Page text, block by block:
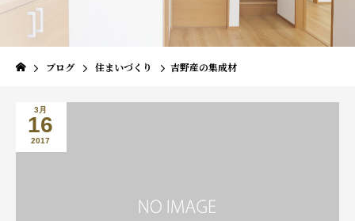
ブログ 住まいづくり 吉野産の集成材
3月
16
2017